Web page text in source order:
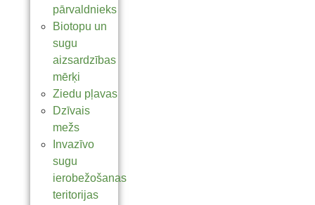
pārvaldnieks
Biotopu un
sugu
aizsardzības
mērķi
Ziedu pļavas
Dzīvais
mežs
Invazīvo
sugu
ierobežošanas
teritorijas